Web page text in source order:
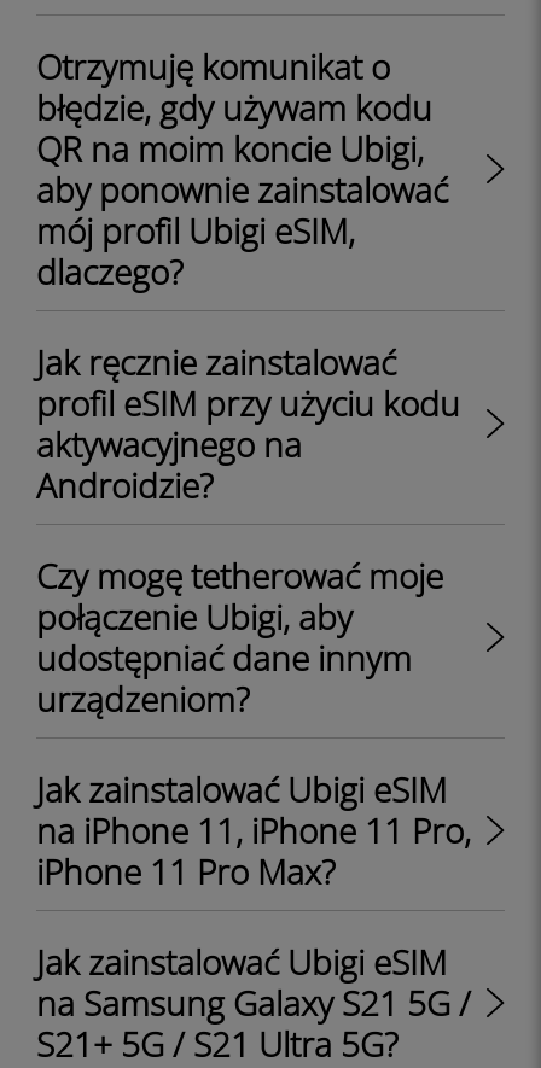
Otrzymuję komunikat o
błędzie, gdy używam kodu
QR na moim koncie Ubigi,
aby ponownie zainstalować
mój profil Ubigi eSIM,
dlaczego?
Jak ręcznie zainstalować
profil eSIM przy użyciu kodu
aktywacyjnego na
Androidzie?
Czy mogę tetherować moje
połączenie Ubigi, aby
udostępniać dane innym
urządzeniom?
Jak zainstalować Ubigi eSIM
na iPhone 11, iPhone 11 Pro,
iPhone 11 Pro Max?
Jak zainstalować Ubigi eSIM
na Samsung Galaxy S21 5G /
S21+ 5G / S21 Ultra 5G?